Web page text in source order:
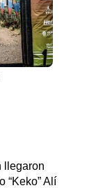
llegaron
“Keko” Alí